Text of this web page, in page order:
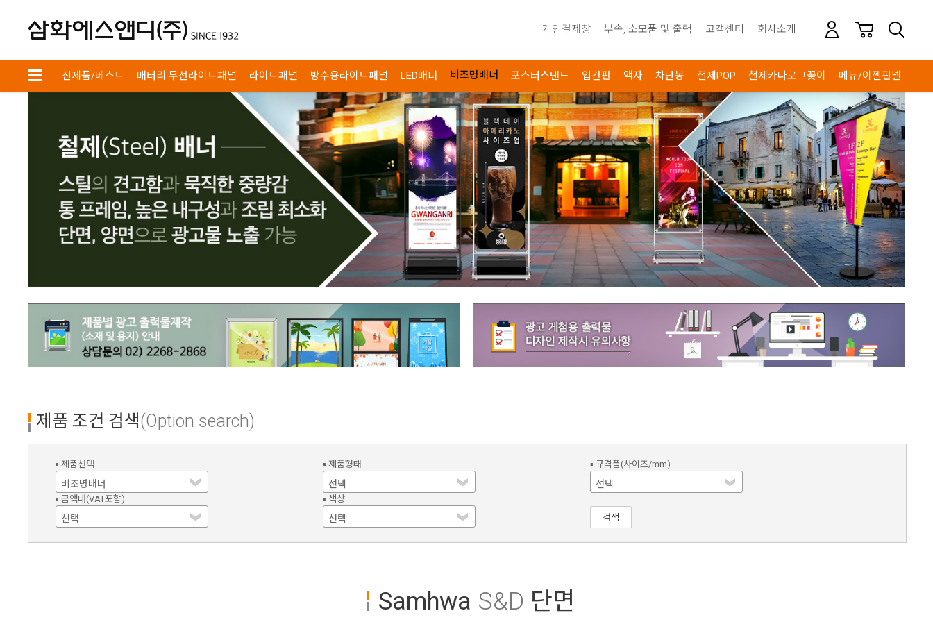
개인결제창 부속, 소모품 및 출력 고객센터 회사소개
회원 장바구니검색
신제품/베스트 배터리 무선라이트패널 라이트패널 방수용라이트패널 LED배너 비조명배너 포스터스탠드 입간판 액자 차단봉 철제POP 철제카다로그꽂이 메뉴/이젤판넬
제품 조건 검색(Option search)
▪ 제품선택 ▪ 제품형태 ▪ 규격품(사이즈/mm)
▪ 금액대(VAT포함)
▪ 색상
검색
Samhwa S&D 단면